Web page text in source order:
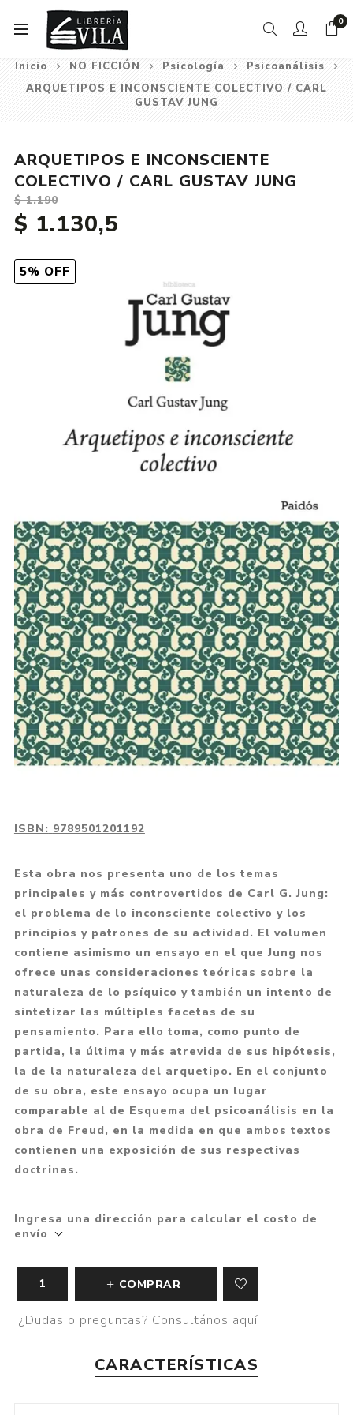
0
Inicio NO FICCIÓN Psicología
Psicoanálisis
ARQUETIPOS E INCONSCIENTE COLECTIVO / CARL
GUSTAV JUNG
5% OFF
ARQUETIPOS E INCONSCIENTE
COLECTIVO / CARL GUSTAV JUNG
$ 1.190
$ 1.130,5
ISBN: 9789501201192
Esta obra nos presenta uno de los temas
principales y más controvertidos de Carl G. Jung:
el problema de lo inconsciente colectivo y los
principios y patrones de su actividad. El volumen
contiene asimismo un ensayo en el que Jung nos
ofrece unas consideraciones teóricas sobre la
naturaleza de lo psíquico y también un intento de
sintetizar las múltiples facetas de su
pensamiento. Para ello toma, como punto de
partida, la última y más atrevida de sus hipótesis,
la de la naturaleza del arquetipo. En el conjunto
de su obra, este ensayo ocupa un lugar
comparable al de Esquema del psicoanálisis en la
obra de Freud, en la medida en que ambos textos
contienen una exposición de sus respectivas
doctrinas.
Ingresa una dirección para calcular el costo de
envío
COMPRAR
¿Dudas o preguntas? Consultános aquí
CARACTERÍSTICAS